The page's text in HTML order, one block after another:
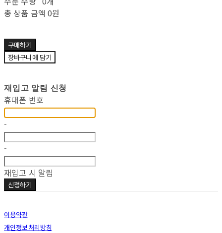
총 상품 금액 0원
구매하기
장바구니에 담기
재입고 알림 신청
휴대폰 번호
-
-
재입고 시 알림
신청하기
이용약관
개인정보처리방침